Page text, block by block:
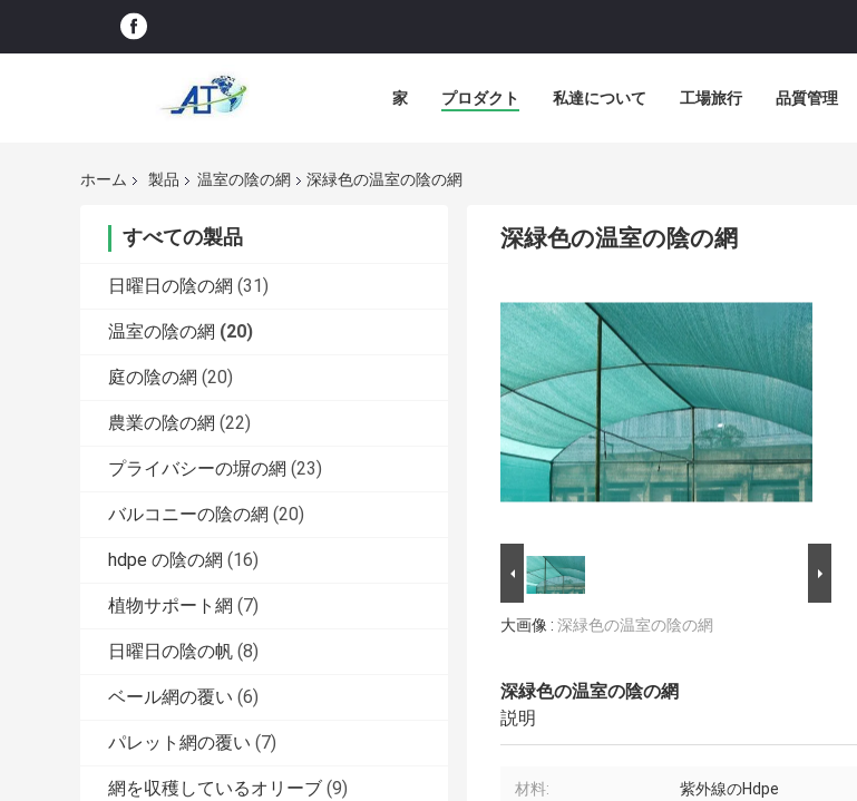
家 プロダクト 私達について 工場旅行 品質管理
ホーム 製品 温室の陰の網 深緑色の温室の陰の網
すべての製品
日曜日の陰の網 (31)
温室の陰の網 (20)
庭の陰の網 (20)
農業の陰の網 (22)
プライバシーの塀の網 (23)
バルコニーの陰の網 (20)
hdpe の陰の網 (16)
植物サポート網 (7)
日曜日の陰の帆 (8)
ベール網の覆い (6)
パレット網の覆い (7)
網を収穫しているオリーブ (9)
深緑色の温室の陰の網
大画像 : 深緑色の温室の陰の網
深緑色の温室の陰の網
説明
材料: 紫外線のHdpe